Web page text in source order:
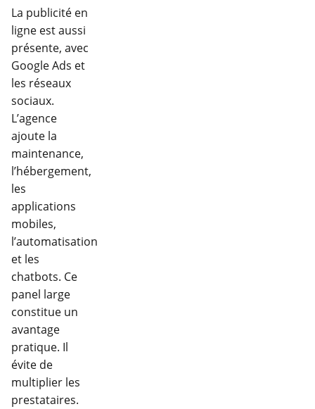
La publicité en
ligne est aussi
présente, avec
Google Ads et
les réseaux
sociaux.
L’agence
ajoute la
maintenance,
l’hébergement,
les
applications
mobiles,
l’automatisation
et les
chatbots. Ce
panel large
constitue un
avantage
pratique. Il
évite de
multiplier les
prestataires.